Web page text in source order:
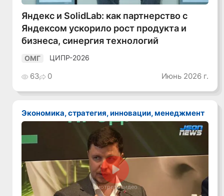
Яндекс и SolidLab: как партнерство с
Яндексом ускорило рост продукта и
бизнеса, синергия технологий
ОМГ ЦИПР-2026
63 0 Июнь 2026 г.
Экономика, стратегия, инновации, менеджмент
Смотреть видео